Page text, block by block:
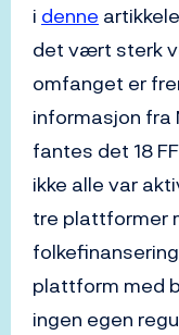
i denne
det vært sterk
omfanget er
informasjon fra
fantes det 18
ikke alle var
tre plattformer
plattform med
ingen egen